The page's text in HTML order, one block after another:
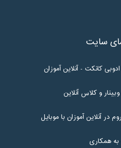
سایت
کانکت - آنلاین آموزان
و کلاس آنلاین
در آنلاین آموزان با موبایل
همکاری